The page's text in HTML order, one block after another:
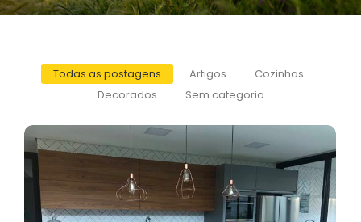
Todas as postagens Artigos
Cozinhas
Decorados
Sem categoria